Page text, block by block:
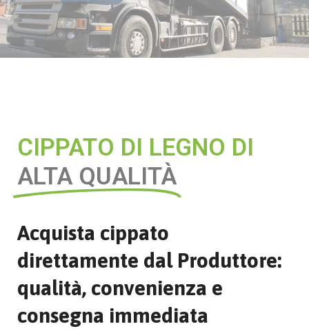
CIPPATO DI LEGNO DI
ALTA QUALITÀ
Acquista cippato
direttamente dal Produttore:
qualità, convenienza e
consegna immediata